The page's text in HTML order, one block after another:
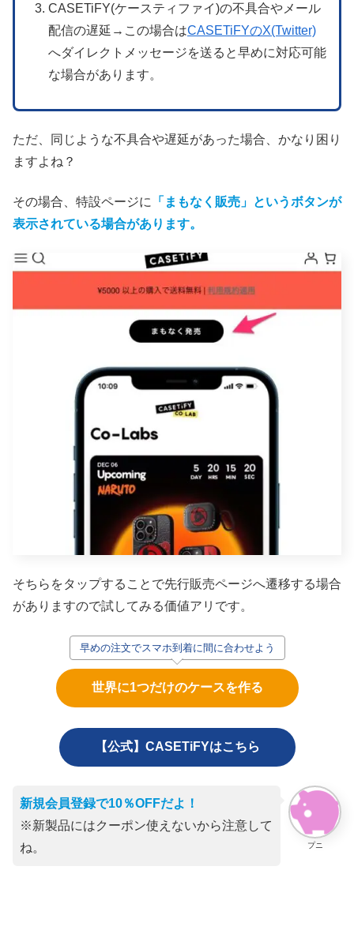
CASETiFY(ケースティファイ)の不具合やメール
配信の遅延→この場合はCASETiFYのX(Twitter)
へダイレクトメッセージを送ると早めに対応可能
な場合があります。
ただ、同じような不具合や遅延があった場合、かなり困り
ますよね？
その場合、特設ページに
「まもなく販売」というボタンが
表示されている場合があります。
そちらをタップすることで先行販売ページへ遷移する場合
がありますので試してみる価値アリです。
早めの注文でスマホ到着に間に合わせよう
世界に1つだけのケースを作る
【公式】CASETiFYはこちら
プニ
新規会員登録で10％OFFだよ！
※新製品にはクーポン使えないから注意して
ね。